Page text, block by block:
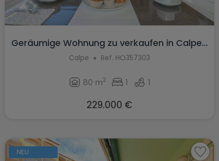
Geräumige Wohnung zu verkaufen in Calpe...
Calpe Ref. HO357303
80 m2 1 1
229.000 €
NEU